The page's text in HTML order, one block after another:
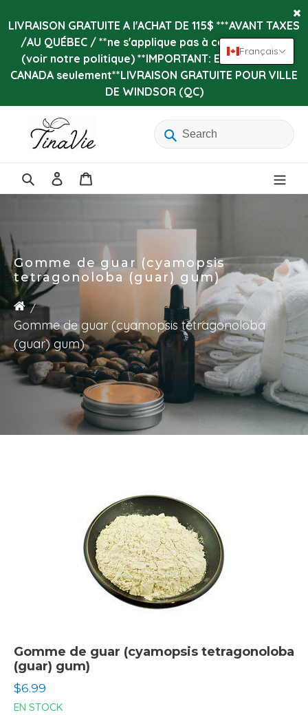
au
contenu
LIVRAISON GRATUITE A l'ACHAT DE 115$ ***AVANT TAXES
/AU QUÉBEC / **ne s'applique pas à certains items
(voir notre politique) **IMPORTANT: Expédition au
CANADA seulement**LIVRAISON GRATUITE POUR VILLE
DE WINDSOR (QC)
Rechercherconnecter
Gomme de guar (cyamopsis
tetragonoloba (guar) gum)
Gomme de guar (cyamopsis tetragonoloba
(guar) gum)
Gomme de guar (cyamopsis tetragonoloba
(guar) gum)
Prix
normal
$6.99
EN STOCK
Français